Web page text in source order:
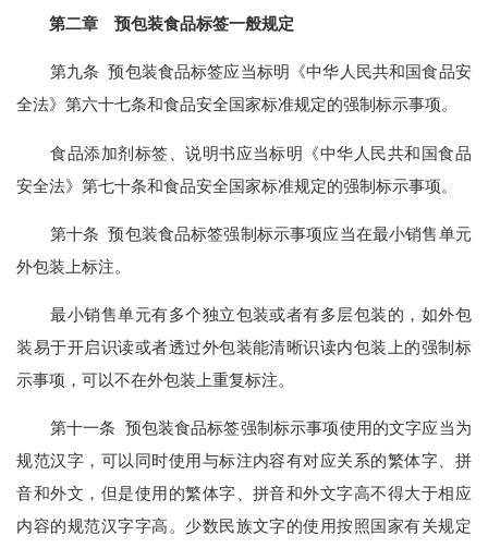
第二章 预包装食品标签一般规定
第九条 预包装食品标签应当标明《中华人民共和国食品安
全法》第六十七条和食品安全国家标准规定的强制标示事项。
食品添加剂标签、说明书应当标明《中华人民共和国食品
安全法》第七十条和食品安全国家标准规定的强制标示事项。
第十条 预包装食品标签强制标示事项应当在最小销售单元
外包装上标注。
最小销售单元有多个独立包装或者有多层包装的，如外包
装易于开启识读或者透过外包装能清晰识读内包装上的强制标
示事项，可以不在外包装上重复标注。
第十一条 预包装食品标签强制标示事项使用的文字应当为
规范汉字，可以同时使用与标注内容有对应关系的繁体字、拼
音和外文，但是使用的繁体字、拼音和外文字高不得大于相应
内容的规范汉字字高。少数民族文字的使用按照国家有关规定